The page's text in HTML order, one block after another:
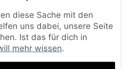
nicht mehr vom TÜV
genau wie bei der
diese Sache mit den
uns dabei, unsere Seite
Ist das für dich in
mehr wissen.